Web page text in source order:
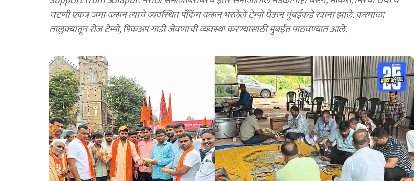
चटणी एकत्र जमा करून त्याचे व्यवस्थित पॅकिंग करून भरलेले टेम्पो घेऊन मुंबईकडे रवाना झाले. करमाळा
तालुक्यातून रोज टेम्पो, पिकअप गाडी जेवणाची व्यवस्था करण्यासाठी मुंबईत पाठवण्यात आले.